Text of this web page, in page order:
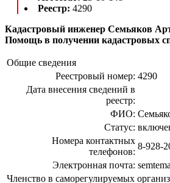
Реестр: 4290
Кадастровый инженер Семьяков
Помощь в получении кадастровых
Общие сведения
Реестровый номер: 4290
Дата внесения сведений в
реестр:
ФИО:
Статус:
Номера контактных
телефонов:
8-928-
Электронная почта:
Членство в саморегулируемых